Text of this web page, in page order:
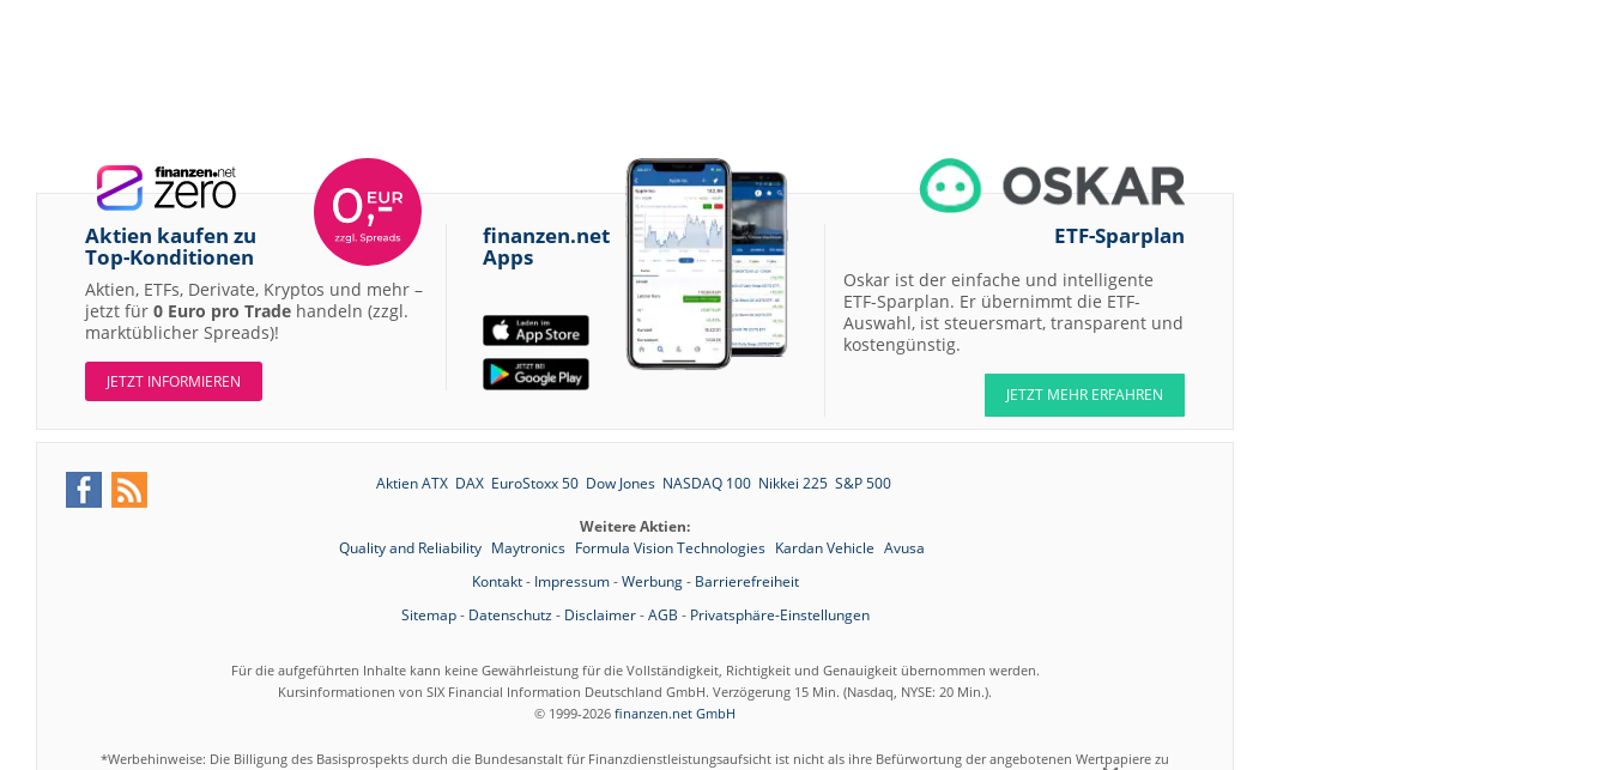
Aktien kaufen zu
Top-Konditionen
Aktien, ETFs, Derivate, Kryptos und mehr –
jetzt für 0 Euro pro Trade handeln (zzgl.
marktüblicher Spreads)!
JETZT INFORMIEREN
finanzen.net
Apps
ETF-Sparplan
Oskar ist der einfache und intelligente
ETF-Sparplan. Er übernimmt die ETF-
Auswahl, ist steuersmart, transparent und
kostengünstig.
JETZT MEHR ERFAHREN
Aktien ATX DAX EuroStoxx 50 Dow Jones NASDAQ 100 Nikkei 225 S&P 500
Weitere Aktien:
Quality and Reliability Maytronics Formula Vision Technologies Kardan Vehicle Avusa
Kontakt- Impressum-Werbung- Barrierefreiheit
Sitemap- Datenschutz- Disclaimer-AGB - Privatsphäre-Einstellungen
Für die aufgeführten Inhalte kann keine Gewährleistung für die Vollständigkeit, Richtigkeit und Genauigkeit übernommen werden.
Kursinformationen von SIX Financial Information Deutschland GmbH. Verzögerung 15 Min. (Nasdaq, NYSE: 20 Min.).
© 1999-2026 finanzen.net GmbH
*Werbehinweise: Die Billigung des Basisprospekts durch die Bundesanstalt für Finanzdienstleistungsaufsicht ist nicht als ihre Befürwortung der angebotenen Wertpapiere zu